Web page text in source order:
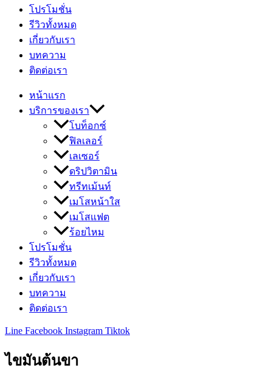
โปรโมชั่น
รีวิวทั้งหมด
เกี่ยวกับเรา
บทความ
ติดต่อเรา
หน้าแรก
บริการของเรา
โบท็อกซ์
ฟิลเลอร์
เลเซอร์
ดริปวิตามิน
ทรีทเม้นท์
เมโสหน้าใส
เมโสแฟต
ร้อยไหม
โปรโมชั่น
รีวิวทั้งหมด
เกี่ยวกับเรา
บทความ
ติดต่อเรา
Line Facebook Instagram Tiktok
ไขมันต้นขา